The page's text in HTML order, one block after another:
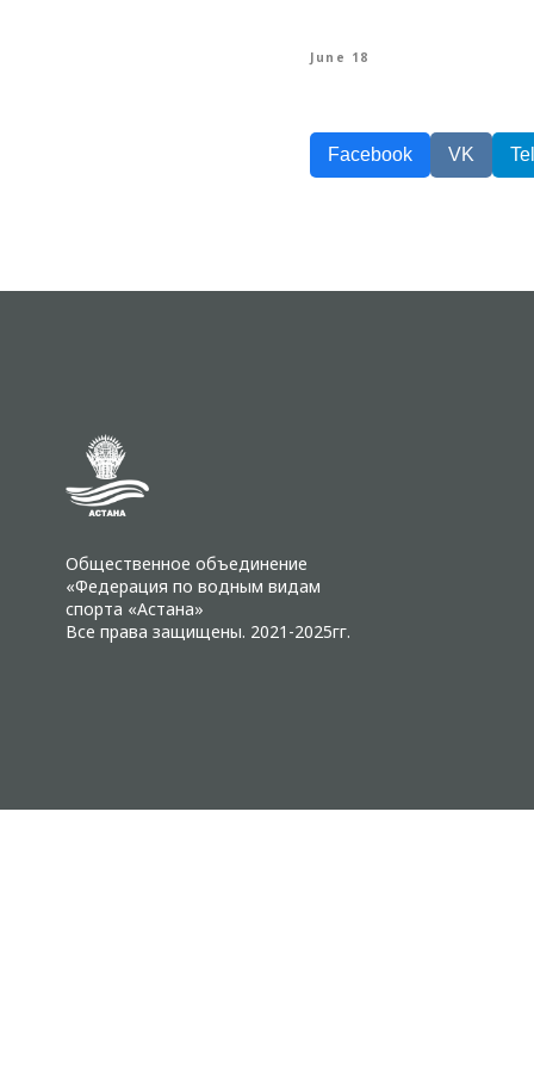
June 18
Facebook VK
Общественное объединение
«Федерация по водным видам
спорта «Астана»
Все права защищены. 2021-2025гг.